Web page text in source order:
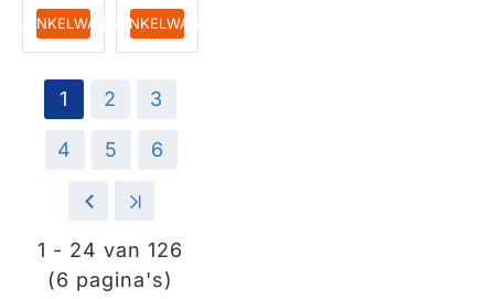
IN WINKELWAGENIN WINKELWAGEN
1 2 3
4 5 6
> >|
1 - 24 van 126
(6 pagina's)